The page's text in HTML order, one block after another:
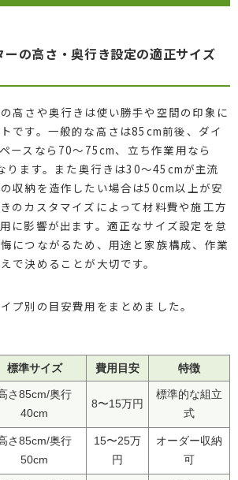
ーの高さ・奥行き設定の適正サイズ
高さや奥行きは使い勝手や空間の印象に
です。一般的な高さは85cm前後、ダイ
ースなら70〜75cm、立ち作業用なら
ります。また奥行きは30〜45cmが主流
収納を造作したい場合は50cm以上が安
のカスタマイズによって材料費や施工方
に影響が出ます。適正なサイズ設定を怠
につながるため、用途と家族構成、作業
で決めることが大切です。
プ別の目安費用をまとめました。
標準サイズ 費用目安 特徴
さ85cm/奥行
40cm
8〜15万円
標準的な組立
式
さ85cm/奥行
50cm
15〜25万
円
オーダー収納
可